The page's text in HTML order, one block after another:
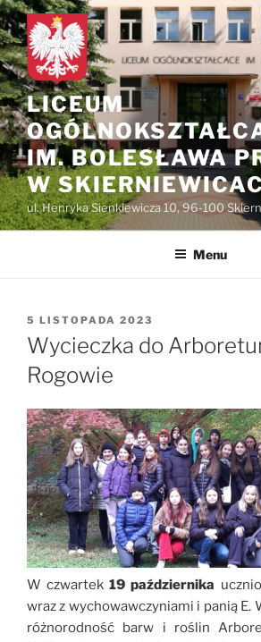
treści
Przejdź
do
treści
LICEUM
IM. BOLESŁAWA
W
ul. Henryka Sienkiewicza 10, 96-100
Menu
OPUBLIKOWANE
W
5 LISTOPADA 2023
Wycieczka do
Rogowie
W czwartek19 października
wraz z wychowawczyniami i panią E.
różnorodność barw i roślin